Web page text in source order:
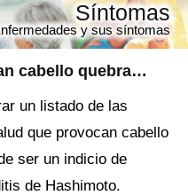
Enfermedades que provocan cabello quebradizo
Síntomas
y sus síntomas
un listado de las
que provocan cabello
ser un indicio de
de Hashimoto.